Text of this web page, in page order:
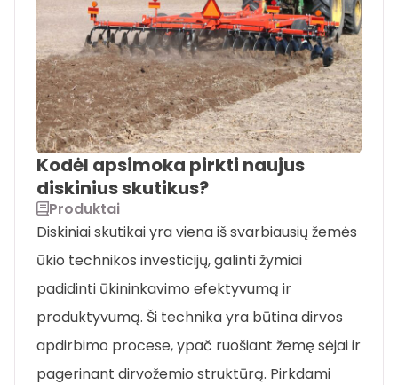
Kodėl apsimoka pirkti naujus
diskinius skutikus?
Produktai
Diskiniai skutikai yra viena iš svarbiausių žemės
ūkio technikos investicijų, galinti žymiai
padidinti ūkininkavimo efektyvumą ir
produktyvumą. Ši technika yra būtina dirvos
apdirbimo procese, ypač ruošiant žemę sėjai ir
pagerinant dirvožemio struktūrą. Pirkdami